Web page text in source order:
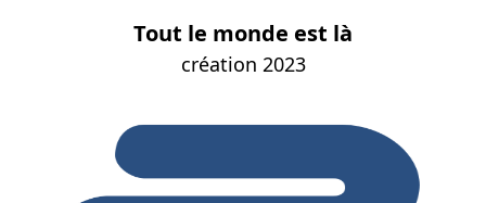
Tout le monde est là
création 2023